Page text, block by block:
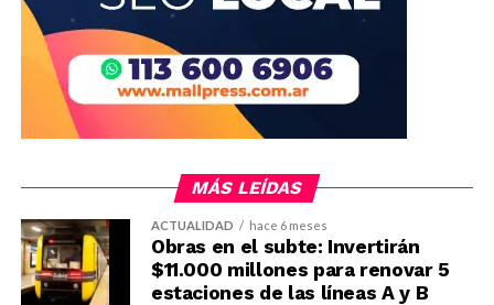
MÁS LEÍDAS
ACTUALIDAD hace 6 meses
Obras en el subte: Invertirán
$11.000 millones para renovar 5
estaciones de las líneas A y B